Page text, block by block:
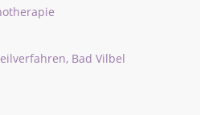
Bad Vilbel